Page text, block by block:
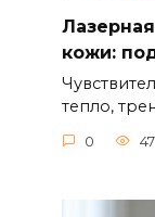
кожи:
тепло,
0 47